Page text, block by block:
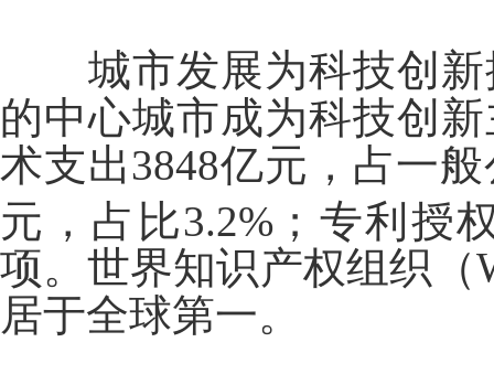
城市发展为科技创
的中心城市成为科技创
术支出3848亿元，占一
元，占比3.2%；专利授
项。世界知识产权组织（
居于全球第一。